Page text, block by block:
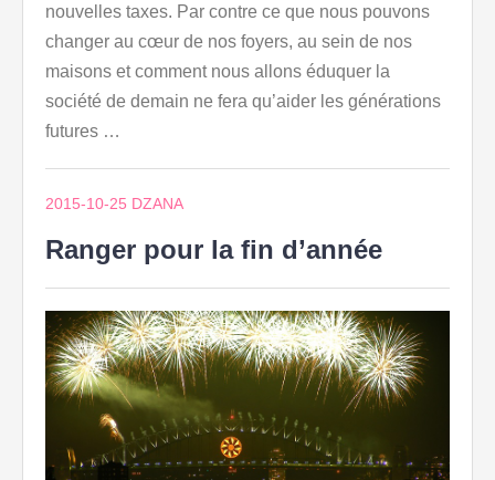
nouvelles taxes. Par contre ce que nous pouvons
changer au cœur de nos foyers, au sein de nos
maisons et comment nous allons éduquer la
société de demain ne fera qu’aider les générations
futures …
2015-10-25 DZANA
Ranger pour la fin d’année